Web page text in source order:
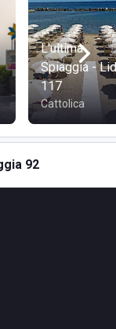
la possibilità,
escursioni
In alternativa,
di sorseggiare
con le
sfondo.
L'ultima
Spiaggia -
117
Cattolica
92